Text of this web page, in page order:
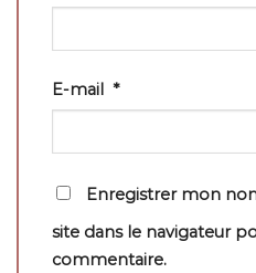
E-mail *
Enregistrer mon
site dans le navigateur
commentaire.